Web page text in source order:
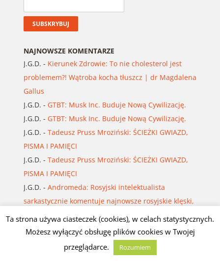
NAJNOWSZE KOMENTARZE
J.G.D. - Kierunek Zdrowie: To nie cholesterol jest
problemem?! Wątroba kocha tłuszcz | dr Magdalena
Gallus
J.G.D. - GTBT: Musk Inc. Buduje Nową Cywilizację.
J.G.D. - GTBT: Musk Inc. Buduje Nową Cywilizację.
J.G.D. - Tadeusz Pruss Mroziński: ŚCIEŻKI GWIAZD,
PISMA I PAMIĘCI
J.G.D. - Tadeusz Pruss Mroziński: ŚCIEŻKI GWIAZD,
PISMA I PAMIĘCI
J.G.D. - Andromeda: Rosyjski intelektualista
sarkastycznie komentuje najnowsze rosyjskie klęski,
problemy i upokorzenia
J.G.D.-Andromeda: Rosyjski intelektualista
sarkastycznie komentuje najnowsze rosyjskie klęski,
Ta strona używa ciasteczek (cookies), w celach statystycznych.
Możesz wyłączyć obsługę plików cookies w Twojej
przeglądarce.
Rozumiem